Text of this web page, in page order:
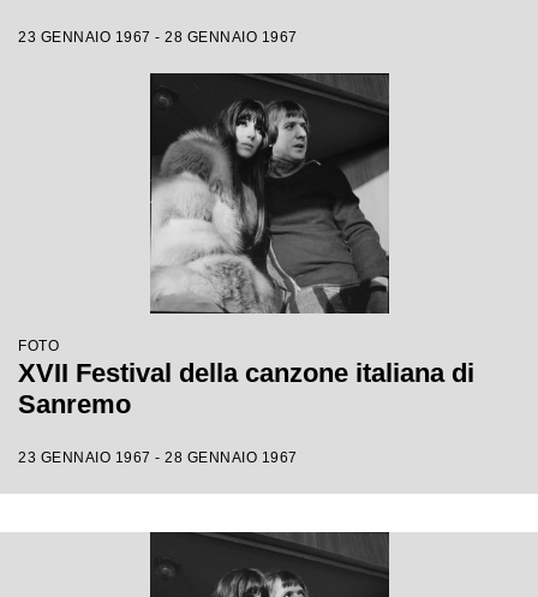
23 GENNAIO 1967 - 28 GENNAIO 1967
FOTO
XVII Festival della canzone italiana di
Sanremo
23 GENNAIO 1967 - 28 GENNAIO 1967